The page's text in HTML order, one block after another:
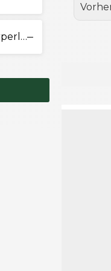
Tube für Haar- und Körperlotion